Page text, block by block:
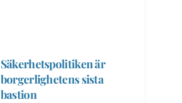
Säkerhetspolitiken är
borgerlighetens sista
bastion